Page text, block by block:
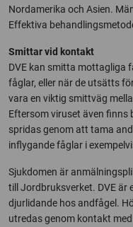
Nordamerika och Asien.
Effektiva
Smittar vid kontakt
DVE kan smitta mottagliga
fåglar, eller när de utsätts
vara en viktig smittväg
Eftersom viruset även
spridas genom att tama
inflygande fåglar i
Sjukdomen är
till Jordbruksverket. DVE är
djurlidande hos andfågel.
utredas genom kontakt